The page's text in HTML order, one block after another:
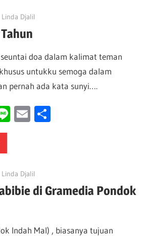
Linda Djalil
doa dalam kalimat teman
untukku semoga dalam
pernah ada kata sunyi….
LineEmail
Linda Djalil
di Gramedia Pondok
Indah Mal) , biasanya tujuan